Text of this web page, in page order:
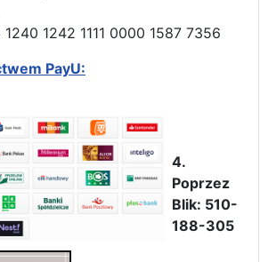
1242 1111 0000 1587 7356
PayU:
4.
Poprzez
Blik: 510-
188-305